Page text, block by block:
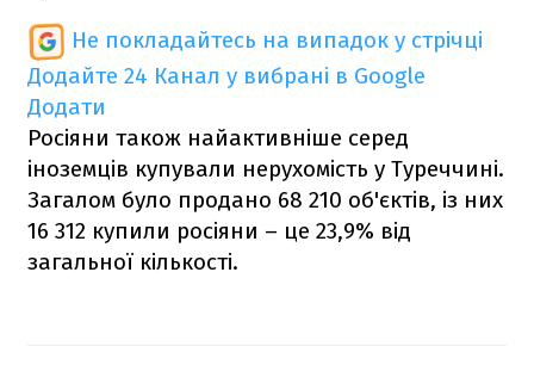
Не покладайтесь на випадок у стрічці
Додайте 24 Канал у вибрані в Google
Додати
Росіяни також найактивніше серед
іноземців купували нерухомість у Туреччині.
Загалом було продано 68 210 об'єктів, із них
16 312 купили росіяни – це 23,9% від
загальної кількості.